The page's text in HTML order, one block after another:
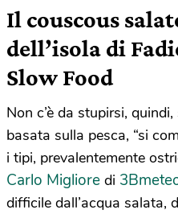
Il couscous
dell’isola di
Slow Food
Non c’è da stupirsi,
basata sulla pesca, “si
i tipi, prevalentemente
Carlo Migliore di
difficile dall’acqua salata,